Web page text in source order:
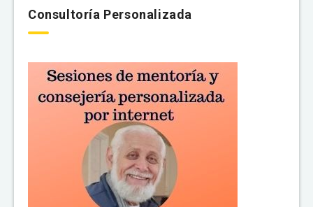
Consultoría Personalizada